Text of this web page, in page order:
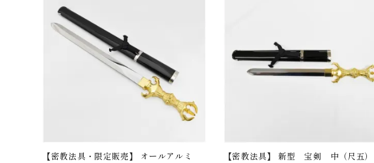
【密教法具・限定販売】 オールアルミ
【密教法具】 新型 宝剣 中（尺五）